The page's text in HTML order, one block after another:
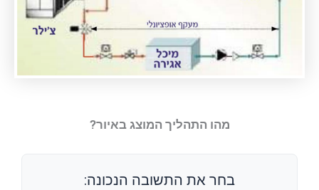
מהו התהליך המוצג באיור?
בחר את התשובה הנכונה: